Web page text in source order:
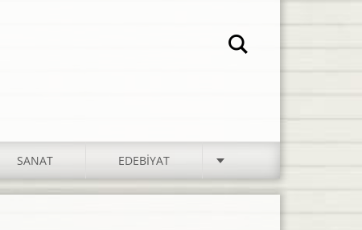
SANAT EDEBIYAT